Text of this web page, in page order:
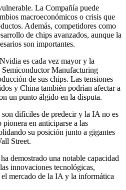
La Compañía puede
macroeconómicos o crisis que
Además, competidores como
de chips avanzados, aunque la
son importantes.
es cada vez mayor y la
Manufacturing
de sus chips. Las tensiones
y China también podrían afectar a
un punto álgido en la disputa.
difíciles de predecir y la IA no es
en anticiparse a las
su posición junto a gigantes
Street.
demostrado una notable capacidad
innovaciones tecnológicas,
mercado de la IA y la informática